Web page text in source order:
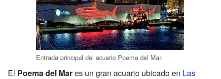
Entrada principal del acuario Poema del Mar.
El Poema del Mares un gran acuario ubicado en Las